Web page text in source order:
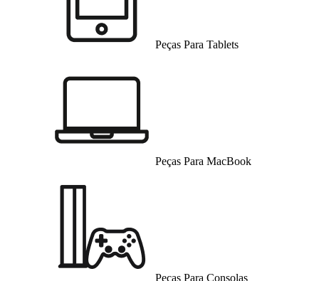
Peças Para Tablets
Peças Para MacBook
Peças Para Consolas